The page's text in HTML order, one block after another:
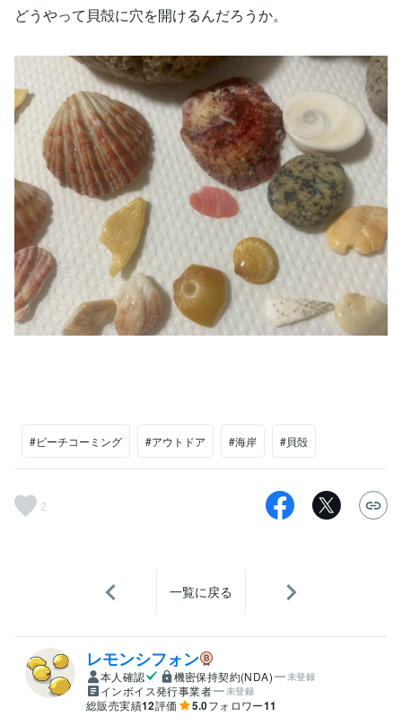
どうやって貝殻に穴を開けるんだろうか。
#ビーチコーミング #アウトドア #海岸 #貝殻
2
一覧に戻る
レモンシフォン
本人確認 機密保持契約(NDA) 未登録
インボイス発行事業者 未登録
総販売実績12評価 5.0フォロワー11